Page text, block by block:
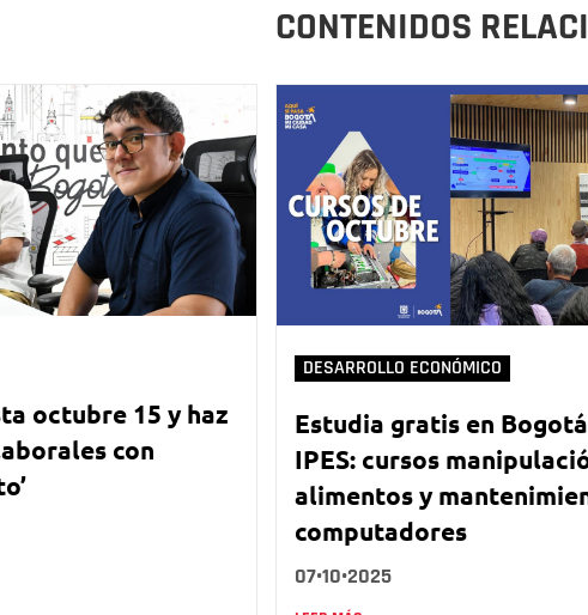
CONTENIDOS
octubre 15 y haz
con
DESARROLLO ECONÓMICO
Estudia gratis en
IPES: cursos
alimentos y
computadores
07•10•2025